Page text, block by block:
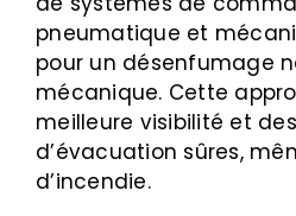
pneumatique et
pour un désenfumage
mécanique. Cette
meilleure visibilité et
d’évacuation sûres,
d’incendie.